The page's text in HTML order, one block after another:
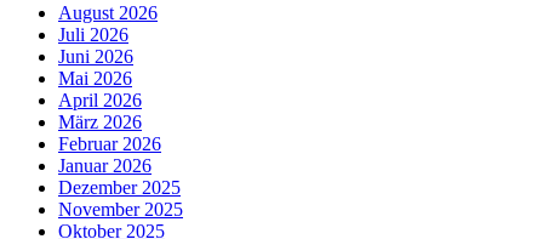
August 2026
Juli 2026
Juni 2026
Mai 2026
April 2026
März 2026
Februar 2026
Januar 2026
Dezember 2025
November 2025
Oktober 2025